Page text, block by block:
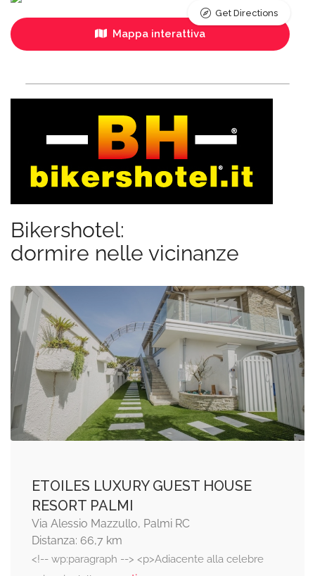
Mappa interattiva
Get Directions
Bikershotel:
dormire nelle vicinanze
ETOILES LUXURY GUEST HOUSE
RESORT PALMI
Via Alessio Mazzullo, Palmi RC
Distanza: 66,7 km
<!-- wp:paragraph --> <p>Adiacente alla celebre